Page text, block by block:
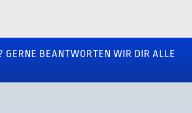
GERNE BEANTWORTEN WIR DIR ALLE